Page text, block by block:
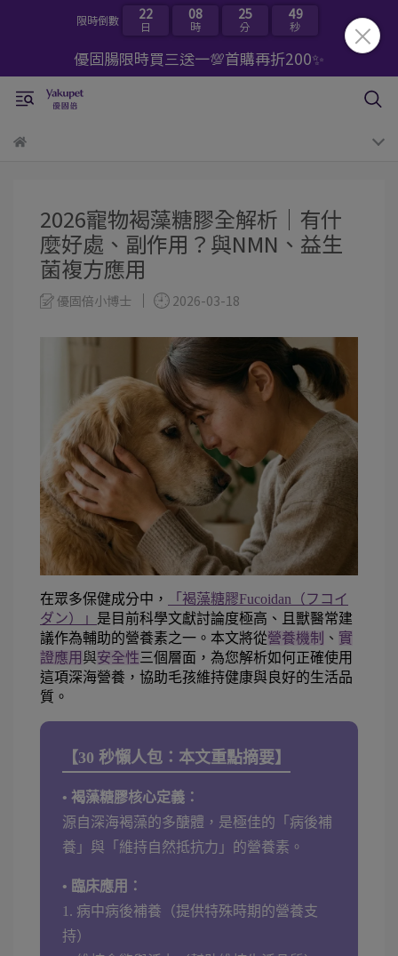
限時倒數 22
日
08
時
25
分
48
秒
優固腸限時買三送一💯首購再折200✨
2026寵物褐藻糖膠全解析｜有什
麼好處、副作用？與NMN、益生
菌複方應用
優固倍小博士 2026-03-18
在眾多保健成分中，
「褐藻糖膠Fucoidan（フコイ
ダン）」 是目前科學文獻討論度極高、且獸醫常建
議作為輔助的營養素之一。本文將從營養機制 、 實
證應用與安全性三個層面，為您解析如何正確使用
這項深海營養，協助毛孩維持健康與良好的生活品
質。
【30 秒懶人包：本文重點摘要】
• 褐藻糖膠核心定義：
源自深海褐藻的多醣體，是極佳的「病後補
養」與「維持自然抵抗力」的營養素。
• 臨床應用：
1. 病中病後補養（提供特殊時期的營養支
持）